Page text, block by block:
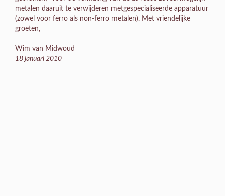
metalen daaruit te verwijderen metgespecialiseerde apparatuur
(zowel voor ferro als non-ferro metalen). Met vriendelijke
groeten,
Wim van Midwoud
18 januari 2010